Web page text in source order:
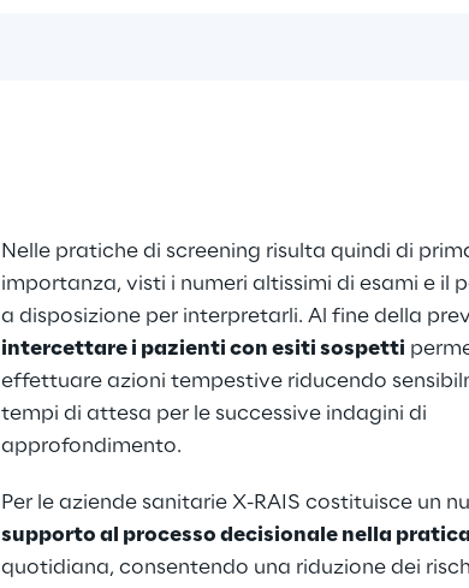
Nelle pratiche di screening risulta quindi di
importanza, visti i numeri altissimi di esami e il
a disposizione per interpretarli. Al fine della
intercettare i pazienti con esiti sospetti
effettuare azioni tempestive riducendo
tempi di attesa per le successive indagini di
approfondimento.
Per le aziende sanitarie X-RAIS costituisce un
supporto al processo decisionale nella
quotidiana, consentendo una riduzione dei